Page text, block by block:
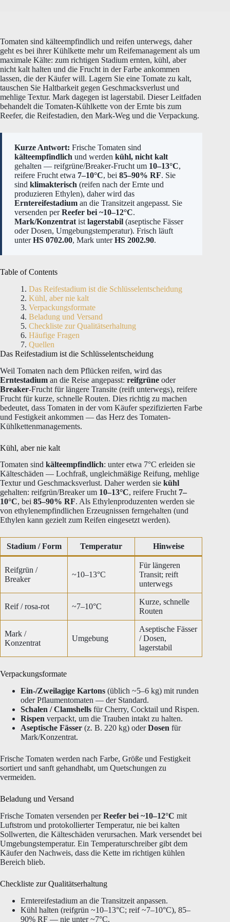
Tomaten sind kälteempfindlich und reifen unterwegs, daher
geht es bei ihrer Kühlkette mehr um Reifemanagement als um
maximale Kälte: zum richtigen Stadium ernten, kühl, aber
nicht kalt halten und die Frucht in der Farbe ankommen
lassen, die der Käufer will. Lagern Sie eine Tomate zu kalt,
tauschen Sie Haltbarkeit gegen Geschmacksverlust und
mehlige Textur. Mark dagegen ist lagerstabil. Dieser Leitfaden
behandelt die Tomaten-Kühlkette von der Ernte bis zum
Reefer, die Reifestadien, den Mark-Weg und die Verpackung.
Kurze Antwort: Frische Tomaten sind
kälteempfindlich und werden kühl, nicht kalt
gehalten — reifgrüne/Breaker-Frucht um 10–13°C,
reifere Frucht etwa 7–10°C, bei 85–90% RF. Sie
sind klimakterisch (reifen nach der Ernte und
produzieren Ethylen), daher wird das
Erntereifestadium an die Transitzeit angepasst. Sie
versenden perReefer bei ~10–12°C.
Mark/Konzentrat ist lagerstabil (aseptische Fässer
oder Dosen, Umgebungstemperatur). Frisch läuft
unterHS 0702.00, Mark unterHS 2002.90.
Table of Contents
Das Reifestadium ist die Schlüsselentscheidung
Kühl, aber nie kalt
Verpackungsformate
Beladung und Versand
Checkliste zur Qualitätserhaltung
Häufige Fragen
Quellen
Das Reifestadium ist die Schlüsselentscheidung
Weil Tomaten nach dem Pflücken reifen, wird das
Erntestadium an die Reise angepasst: reifgrüne oder
Breaker-Frucht für längere Transite (reift unterwegs), reifere
Frucht für kurze, schnelle Routen. Dies richtig zu machen
bedeutet, dass Tomaten in der vom Käufer spezifizierten Farbe
und Festigkeit ankommen — das Herz des Tomaten-
Kühlkettenmanagements.
Kühl, aber nie kalt
Tomaten sind kälteempfindlich: unter etwa 7°C erleiden sie
Kälteschäden — Lochfraß, ungleichmäßige Reifung, mehlige
Textur und Geschmacksverlust. Daher werden sie kühl
gehalten: reifgrün/Breaker um 10–13°C, reifere Frucht 7–
10°C, bei 85–90% RF. Als Ethylenproduzenten werden sie
von ethylenempfindlichen Erzeugnissen ferngehalten (und
Ethylen kann gezielt zum Reifen eingesetzt werden).
Stadium / Form Temperatur Hinweise
Reifgrün /
Breaker
~10–13°C
Für längeren
Transit; reift
unterwegs
Reif / rosa-rot ~7–10°C
Kurze, schnelle
Routen
Mark /
Konzentrat
Umgebung
Aseptische Fässer
/ Dosen,
lagerstabil
Verpackungsformate
Ein-/Zweilagige Kartons (üblich ~5–6 kg) mit runden
oder Pflaumentomaten — der Standard.
Schalen / Clamshells für Cherry, Cocktail und Rispen.
Rispen verpackt, um die Trauben intakt zu halten.
Aseptische Fässer (z. B. 220 kg) oderDosen für
Mark/Konzentrat.
Frische Tomaten werden nach Farbe, Größe und Festigkeit
sortiert und sanft gehandhabt, um Quetschungen zu
vermeiden.
Beladung und Versand
Frische Tomaten versenden perReefer bei ~10–12°C mit
Luftstrom und protokollierter Temperatur, nie bei kalten
Sollwerten, die Kälteschäden verursachen. Mark versendet bei
Umgebungstemperatur. Ein Temperaturschreiber gibt dem
Käufer den Nachweis, dass die Kette im richtigen kühlen
Bereich blieb.
Checkliste zur Qualitätserhaltung
Erntereifestadium an die Transitzeit anpassen.
Kühl halten (reifgrün ~10–13°C; reif ~7–10°C), 85–
90% RF — nie unter ~7°C.